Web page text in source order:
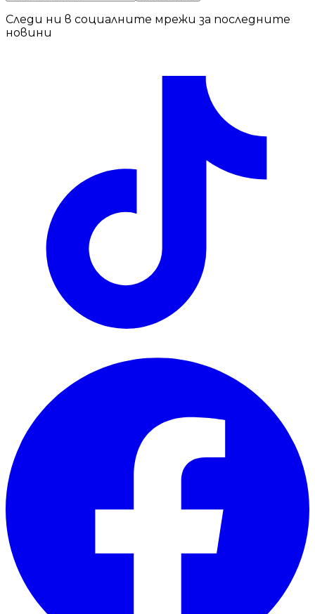
Следи ни в социалните мрежи за последните
новини